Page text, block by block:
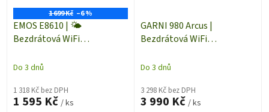
1 699 Kč –6 %
EMOS E8610 | 🌤️
Bezdrátová WiFi
| internetová předpověď
bezdrátová čidla
Do 3 dnů
1 318 Kč bez DPH
1 595 Kč / ks
GARNI 980 Arcus |
Bezdrátová WiFi
dosah až 150 m
Do 3 dnů
3 298 Kč bez DPH
3 990 Kč / ks